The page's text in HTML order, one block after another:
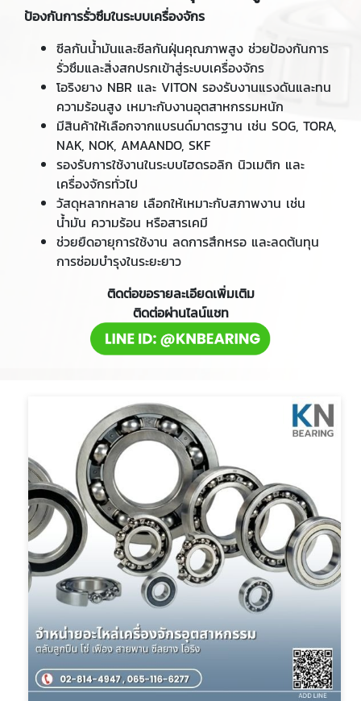
ป้องกันการรั่วซึมในระบบเครื่องจักร
ซีลกันน้ำมันและซีลกันฝุ่นคุณภาพสูง ช่วยป้องกันการ
รั่วซึมและสิ่งสกปรกเข้าสู่ระบบเครื่องจักร
โอริงยาง NBR และ VITON รองรับงานแรงดันและทน
ความร้อนสูง เหมาะกับงานอุตสาหกรรมหนัก
มีสินค้าให้เลือกจากแบรนด์มาตรฐาน เช่น SOG, TORA,
NAK, NOK, AMAANDO, SKF
รองรับการใช้งานในระบบไฮดรอลิก นิวเมติก และ
เครื่องจักรทั่วไป
วัสดุหลากหลาย เลือกให้เหมาะกับสภาพงาน เช่น
น้ำมัน ความร้อน หรือสารเคมี
ช่วยยืดอายุการใช้งาน ลดการสึกหรอ และลดต้นทุน
การซ่อมบำรุงในระยะยาว
ติดต่อขอรายละเอียดเพิ่มเติม
ติดต่อผ่านไลน์แชท